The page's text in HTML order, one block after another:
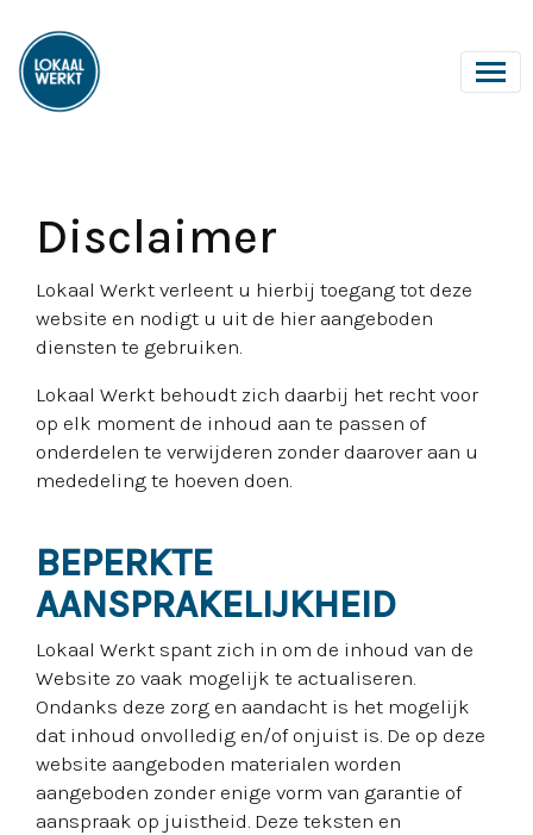
Disclaimer
Lokaal Werkt verleent u hierbij toegang tot deze
website en nodigt u uit de hier aangeboden
diensten te gebruiken.
Lokaal Werkt behoudt zich daarbij het recht voor
op elk moment de inhoud aan te passen of
onderdelen te verwijderen zonder daarover aan u
mededeling te hoeven doen.
BEPERKTE
AANSPRAKELIJKHEID
Lokaal Werkt spant zich in om de inhoud van de
Website zo vaak mogelijk te actualiseren.
Ondanks deze zorg en aandacht is het mogelijk
dat inhoud onvolledig en/of onjuist is. De op deze
website aangeboden materialen worden
aangeboden zonder enige vorm van garantie of
aanspraak op juistheid. Deze teksten en